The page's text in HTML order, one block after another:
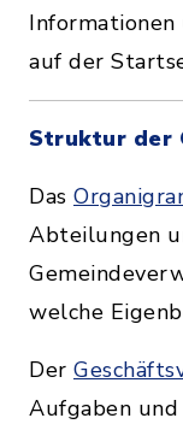
auf der
Struktur der
Das
Abteilungen
welche
Der
Aufgaben